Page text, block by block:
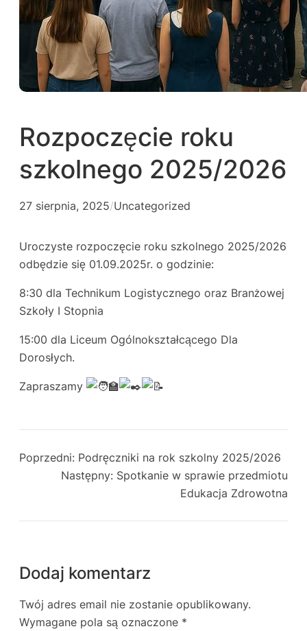
Rozpoczęcie roku
szkolnego 2025/2026
27 sierpnia, 2025/Uncategorized
Uroczyste rozpoczęcie roku szkolnego 2025/2026
odbędzie się 01.09.2025r. o godzinie:
8:30 dla Technikum Logistycznego oraz Branżowej
Szkoły I Stopnia
15:00 dla Liceum Ogólnokształcącego Dla
Dorosłych.
Zapraszamy
Poprzedni: Podręczniki na rok szkolny 2025/2026
Następny: Spotkanie w sprawie przedmiotu
Edukacja Zdrowotna
Dodaj komentarz
Twój adres email nie zostanie opublikowany.
Wymagane pola są oznaczone *